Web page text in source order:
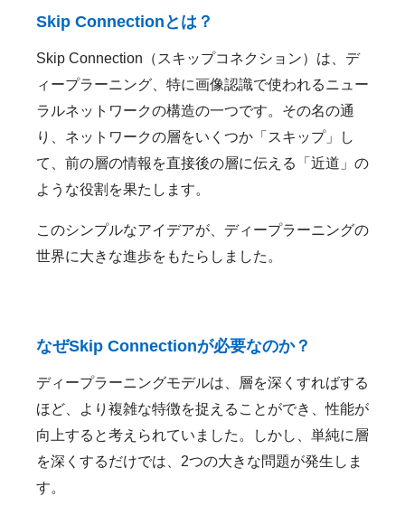
Skip Connectionとは？
Skip Connection（スキップコネクション）は、デ
ィープラーニング、特に画像認識で使われるニュー
ラルネットワークの構造の一つです。その名の通
り、ネットワークの層をいくつか「スキップ」し
て、前の層の情報を直接後の層に伝える「近道」の
ような役割を果たします。
このシンプルなアイデアが、ディープラーニングの
世界に大きな進歩をもたらしました。
なぜSkip Connectionが必要なのか？
ディープラーニングモデルは、層を深くすればする
ほど、より複雑な特徴を捉えることができ、性能が
向上すると考えられていました。しかし、単純に層
を深くするだけでは、2つの大きな問題が発生しま
す。